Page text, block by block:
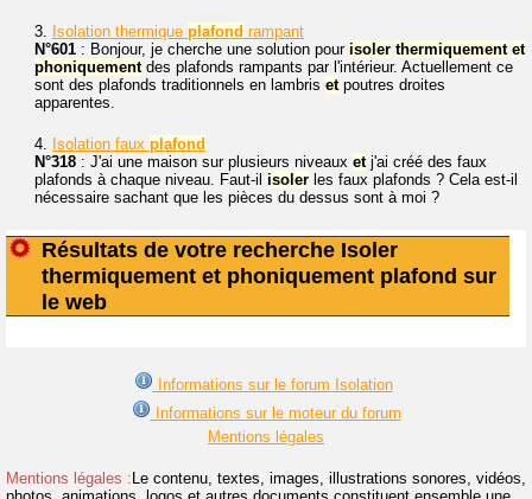
3. Isolation thermique plafond rampant
N°601 : Bonjour, je cherche une solution pour isoler thermiquement et
phoniquement des plafonds rampants par l'intérieur. Actuellement ce
sont des plafonds traditionnels en lambris et poutres droites
apparentes.
4. Isolation faux plafond
N°318 : J'ai une maison sur plusieurs niveaux et j'ai créé des faux
plafonds à chaque niveau. Faut-il isoler les faux plafonds ? Cela est-il
nécessaire sachant que les pièces du dessus sont à moi ?
Résultats de votre recherche Isoler
thermiquement et phoniquement plafond sur
le web
Informations sur le forum Isolation
Informations sur le moteur du forum
Mentions légales
Mentions légales :Le contenu, textes, images, illustrations sonores, vidéos,